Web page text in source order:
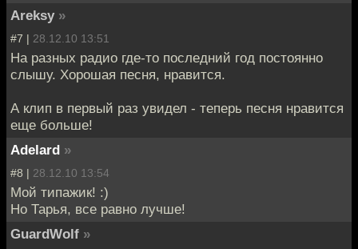
Areksy »
#7 | 28.12.10 13:51
На разных радио где-то последний год постоянно
слышу. Хорошая песня, нравится.
А клип в первый раз увидел - теперь песня нравится
еще больше!
Adelard »
#8 | 28.12.10 13:54
Мой типажик! :)
Но Тарья, все равно лучше!
GuardWolf »